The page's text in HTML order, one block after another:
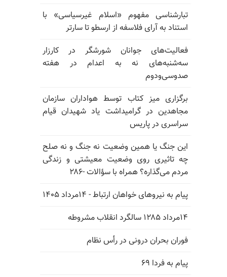
تبارشناسی مفهوم «اسلام غیرسیاسی» با
استناد به آرای فلاسفه از ارسطو تا سارتر
فعالیت‌های جوانان شورشگر در کارزار
سه‌شنبه‌های نه به اعدام در هفته
صدوسی‌و‌دوم
برگزاری میز کتاب توسط هواداران سازمان
مجاهدین در گرامیداشت یاد شهیدان قیام
سراسری در پاریس
این جنگ یا همین وضعیت نه جنگ و نه صلح
چه تاثیری روی وضعیت معیشتی و زندگی
مردم می‌گذاره؟ همراه با سؤالات -۲۸۶
پیام به نیروهای خواهان ارتباط - ۱۴مرداد ۱۴۰۵
۱۴مرداد ۱۲۸۵ سالگرد انقلاب مشروطه
فوران بحران درونی در رأس نظام
پیام به فردا ۶۹